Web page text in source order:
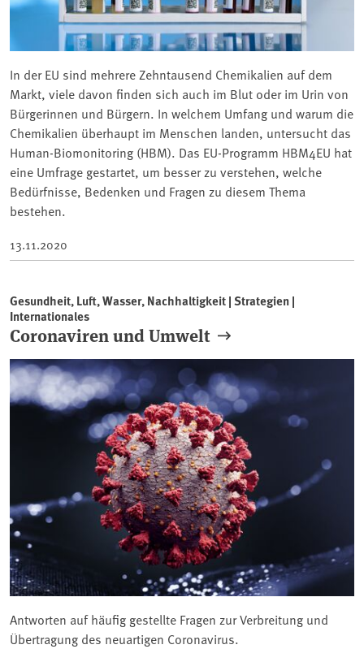
In der EU sind mehrere Zehntausend Chemikalien auf dem
Markt, viele davon finden sich auch im Blut oder im Urin von
Bürgerinnen und Bürgern. In welchem Umfang und warum die
Chemikalien überhaupt im Menschen landen, untersucht das
Human-Biomonitoring (HBM). Das EU-Programm HBM4EU hat
eine Umfrage gestartet, um besser zu verstehen, welche
Bedürfnisse, Bedenken und Fragen zu diesem Thema
bestehen.
13.11.2020
Gesundheit, Luft, Wasser, Nachhaltigkeit | Strategien |
Internationales
Coronaviren und Umwelt
Antworten auf häufig gestellte Fragen zur Verbreitung und
Übertragung des neuartigen Coronavirus.